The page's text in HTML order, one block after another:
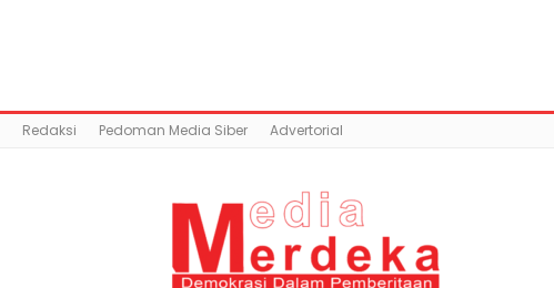
Redaksi Pedoman Media Siber Advertorial